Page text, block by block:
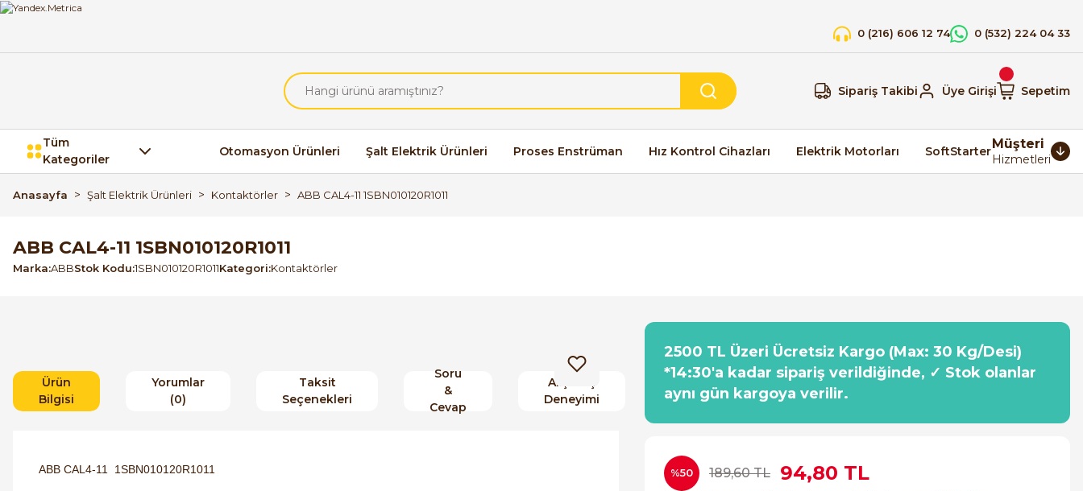
0 (216) 606 12 74 0 (532) 224 04 33
Sipariş Takibi Üye Girişi Sepetim
Tüm
Kategoriler
Otomasyon Ürünleri Şalt Elektrik Ürünleri Proses Enstrüman Hız Kontrol Cihazları Elektrik Motorları SoftStarterMüşteri
Hizmetleri
Anasayfa Şalt Elektrik Ürünleri Kontaktörler ABB CAL4-11 1SBN010120R1011
ABB CAL4-11 1SBN010120R1011
Marka ABBStok Kodu 1SBN010120R1011Kategori Kontaktörler
Ürün
Bilgisi
Yorumlar
(0)
Taksit
Seçenekleri
Soru
&
Cevap
Alışveriş
Deneyimi
ABB CAL4-11 1SBN010120R1011
2500 TL Üzeri Ücretsiz Kargo (Max: 30 Kg/Desi)
*14:30'a kadar sipariş verildiğinde, ✓ Stok olanlar
aynı gün kargoya verilir.
%50 189,60 TL 94,80 TL